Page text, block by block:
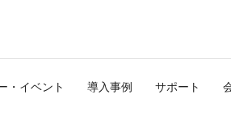
・イベント 導入事例 サポート